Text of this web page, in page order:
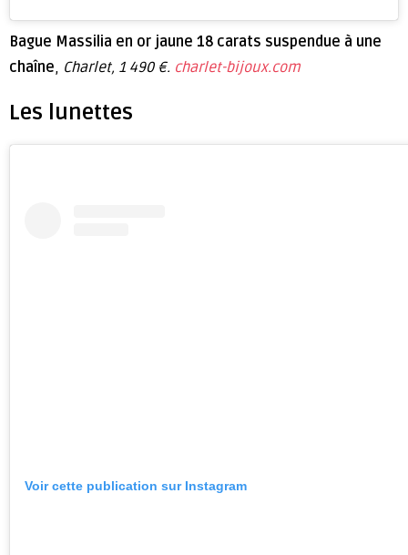
Bague Massilia en or jaune 18 carats suspendue à une
chaîne, Charlet, 1 490 €. charlet-bijoux.com
Les lunettes
Voir cette publication sur Instagram